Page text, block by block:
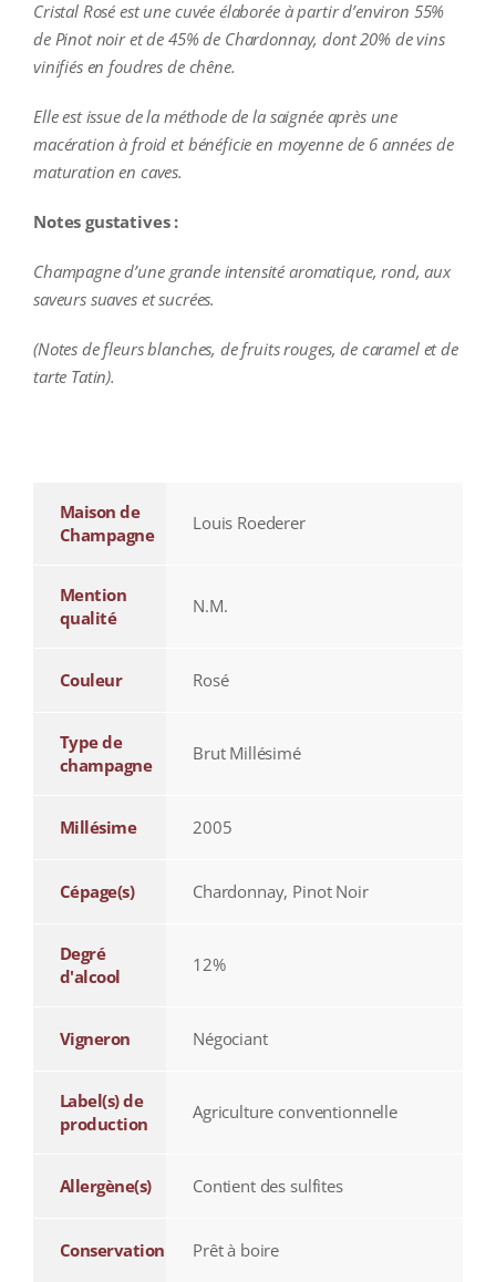
Cristal Rosé est une cuvée élaborée à partir d’environ 55%
de Pinot noir et de 45% de Chardonnay, dont 20% de vins
vinifiés en foudres de chêne.
Elle est issue de la méthode de la saignée après une
macération à froid et bénéficie en moyenne de 6 années de
maturation en caves.
Notes gustatives :
Champagne d’une grande intensité aromatique, rond, aux
saveurs suaves et sucrées.
(Notes de fleurs blanches, de fruits rouges, de caramel et de
tarte Tatin).
Maison de
Champagne
Louis Roederer
Mention
qualité
N.M.
Couleur Rosé
Type de
champagne
Brut Millésimé
Millésime 2005
Cépage(s) Chardonnay, Pinot Noir
Degré
d'alcool
12%
Vigneron Négociant
Label(s) de
production
Agriculture conventionnelle
Allergène(s) Contient des sulfites
Conservation Prêt à boire